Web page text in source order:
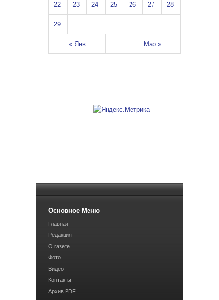
« Янв Мар »
22 23 24 25 26 27 28
29
Основное Меню
Главная
Редакция
О газете
Фото
Видео
Контакты
Архив PDF